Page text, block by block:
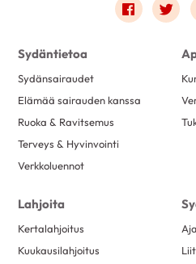
Link to
Sydäntietoa
Sydänsairaudet
Elämää sairauden kanssa
Ruoka & Ravitsemus
Terveys & Hyvinvointi
Verkkoluennot
Lahjoita
Kertalahjoitus
Kuukausilahjoitus